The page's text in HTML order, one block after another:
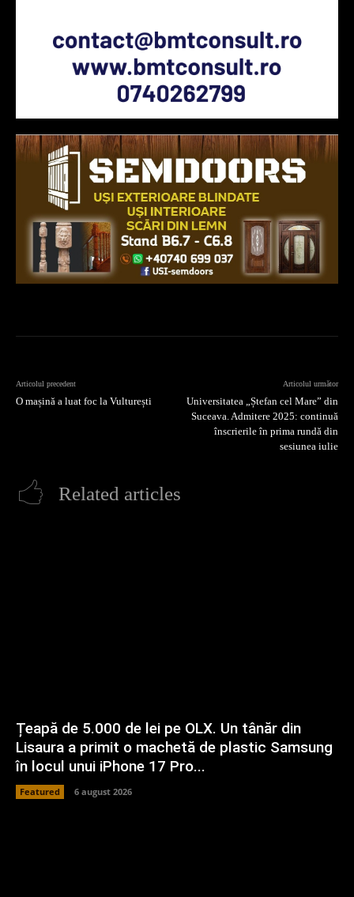
Articolul precedent
O mașină a luat foc la Vulturești
Articolul următor
Universitatea „Ștefan cel Mare” din
Suceava. Admitere 2025: continuă
înscrierile în prima rundă din
sesiunea iulie
Related articles
Țeapă de 5.000 de lei pe OLX. Un tânăr din
Lisaura a primit o machetă de plastic Samsung
în locul unui iPhone 17 Pro...
Featured 6 august 2026